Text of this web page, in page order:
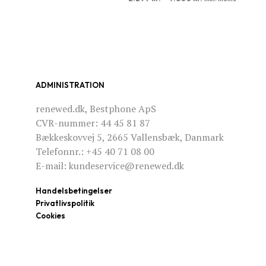
varesiden
ADMINISTRATION
renewed.dk, Bestphone ApS
CVR-nummer: 44 45 81 87
Bækkeskovvej 5, 2665 Vallensbæk, Danmark
Telefonnr.: +45 40 71 08 00
E-mail: kundeservice@renewed.dk
Handelsbetingelser
Privatlivspolitik
Cookies